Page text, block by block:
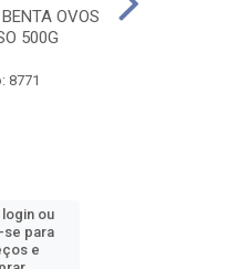
OVOS
500G
8771
login ou
se para
e